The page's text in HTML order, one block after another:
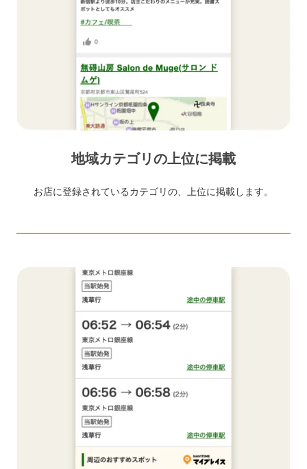
地域カテゴリの上位に掲載
お店に登録されているカテゴリの、上位に掲載します。